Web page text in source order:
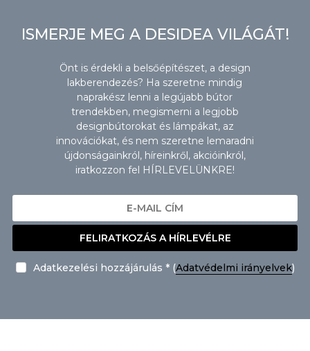
ISMERJE MEG A DESIDEA VILÁGÁT!
Önt is érdekli a belsőépítészet, a design
lakberendezés? Ha szeretne mindig
naprakész lenni a legújabb bútor
trendekben, megismerni a legjobb
designbútorokat és lámpákat, az
innovációkat, és nem szeretne lemaradni
újdonságainkról, híreinkről, akcióinkról,
iratkozzon fel HÍRLEVELÜNKRE!
FELIRATKOZÁS A HÍRLEVÉLRE
Adatkezelési hozzájárulás * (Adatvédelmi irányelvek)